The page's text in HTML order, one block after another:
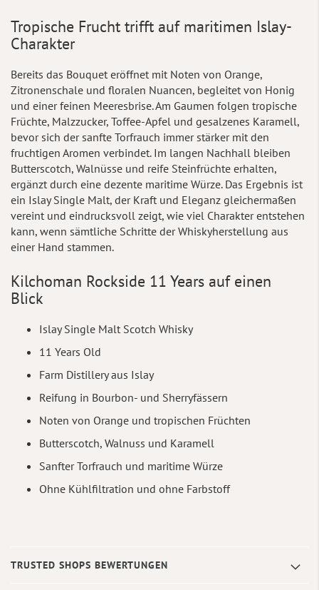
Tropische Frucht trifft auf maritimen Islay-
Charakter
Bereits das Bouquet eröffnet mit Noten von Orange,
Zitronenschale und floralen Nuancen, begleitet von Honig
und einer feinen Meeresbrise. Am Gaumen folgen tropische
Früchte, Malzzucker, Toffee-Apfel und gesalzenes Karamell,
bevor sich der sanfte Torfrauch immer stärker mit den
fruchtigen Aromen verbindet. Im langen Nachhall bleiben
Butterscotch, Walnüsse und reife Steinfrüchte erhalten,
ergänzt durch eine dezente maritime Würze. Das Ergebnis ist
ein Islay Single Malt, der Kraft und Eleganz gleichermaßen
vereint und eindrucksvoll zeigt, wie viel Charakter entstehen
kann, wenn sämtliche Schritte der Whiskyherstellung aus
einer Hand stammen.
Kilchoman Rockside 11 Years auf einen
Blick
Islay Single Malt Scotch Whisky
11 Years Old
Farm Distillery aus Islay
Reifung in Bourbon- und Sherryfässern
Noten von Orange und tropischen Früchten
Butterscotch, Walnuss und Karamell
Sanfter Torfrauch und maritime Würze
Ohne Kühlfiltration und ohne Farbstoff
TRUSTED SHOPS BEWERTUNGEN